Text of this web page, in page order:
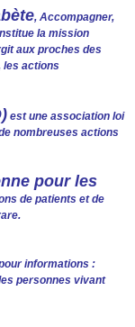
, Accompagner,
la mission
aux proches des
les actions
est une association loi
nombreuses actions
pour les
de patients et de
informations :
personnes vivant